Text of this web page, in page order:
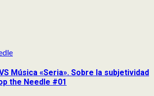
Música «Seria». Sobre la subjetividad
the Needle #01